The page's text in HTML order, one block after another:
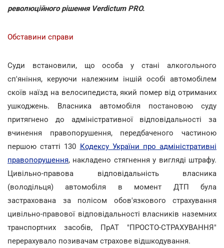
революційного рішення Verdictum PRO.
Обставини справи
Суди встановили, що особа у стані алкогольного
сп'яніння, керуючи належним іншій особі автомобілем
скоїв наїзд на велосипедиста, який помер від отриманих
ушкоджень. Власника автомобіля постановою суду
притягнено до адміністративної відповідальності за
вчинення правопорушення, передбаченого частиною
першою статті 130 Кодексу України про адміністративні
правопорушення, накладено стягнення у вигляді штрафу.
Цивільно-правова відповідальність власника
(володільця) автомобіля в момент ДТП була
застрахована за полісом обов'язкового страхування
цивільно-правової відповідальності власників наземних
транспортних засобів, ПрАТ "ПРОСТО-СТРАХУВАННЯ"
перерахувало позивачам страхове відшкодування.